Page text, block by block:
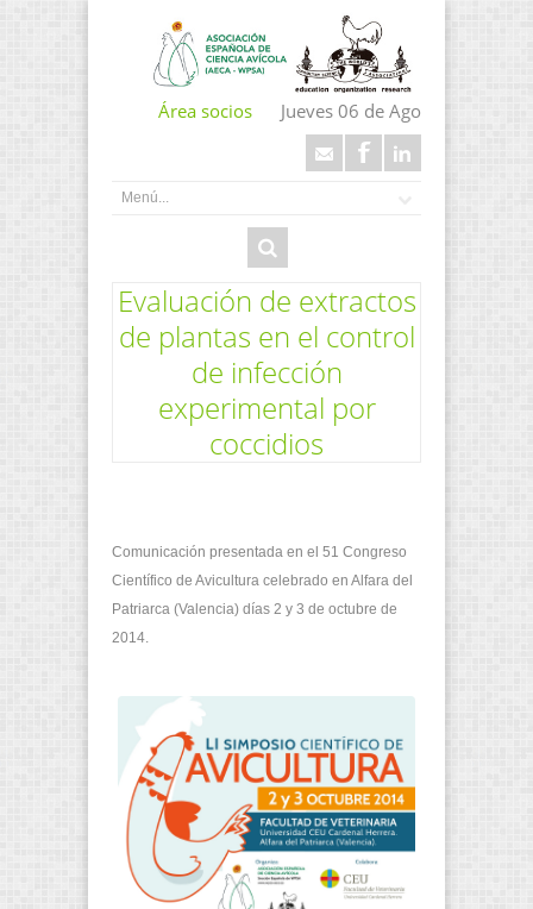
Área socios Jueves 06 de Ago
Evaluación de extractos
de plantas en el control
de infección
experimental por
coccidios
Comunicación presentada en el 51 Congreso
Científico de Avicultura celebrado en Alfara del
Patriarca (Valencia) días 2 y 3 de octubre de
2014.